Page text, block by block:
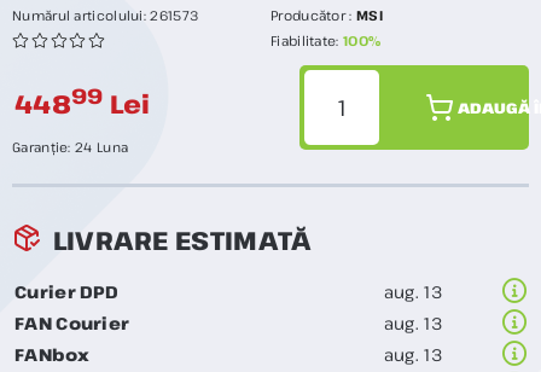
Numărul articolului:261573 Producător : MSI
Fiabilitate: 100%
44899 Lei
Garanție: 24 Luna
ADAUGĂ
LIVRARE ESTIMATĂ
Curier DPD
aug. 13
FAN Courier
aug. 13
FANbox
aug. 13